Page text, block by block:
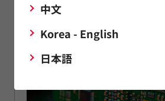
中文
Korea - English
日本語